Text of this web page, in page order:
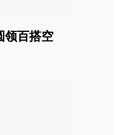
领百搭空